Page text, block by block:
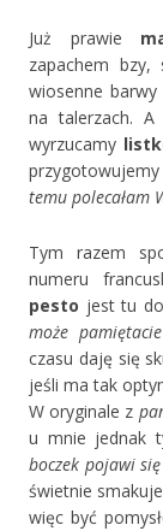
Już prawie
zapachem
wiosenne
na talerzach.
wyrzucamy
temu polecałam
Tym razem
numeru
pesto jest tu
może
czasu daję się
jeśli ma tak
W oryginale z
u mnie jednak
boczek pojawi
świetnie
więc być